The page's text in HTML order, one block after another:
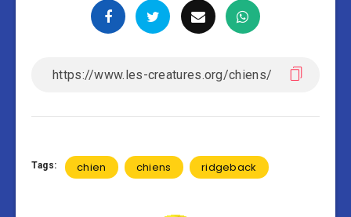
Tags: chien chiens ridgeback